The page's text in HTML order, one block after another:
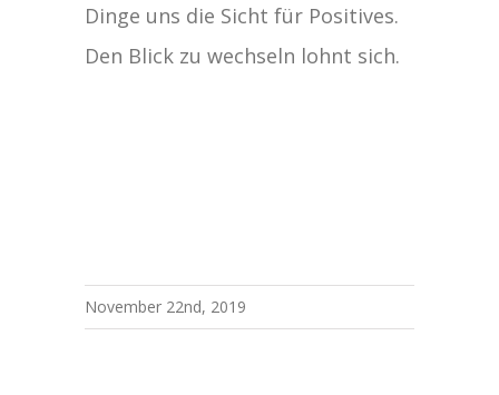
Dinge uns die Sicht für Positives.
Den Blick zu wechseln lohnt sich.
November 22nd, 2019